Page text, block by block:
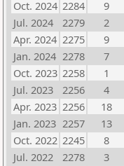
Oct. 2024 2284 9
Jul. 2024
2279 2
Apr. 2024 2275 9
Jan. 2024 2278 7
Oct. 2023 2258 1
Jul. 2023
2256 4
Apr. 2023 2256 18
Jan. 2023 2257 13
Oct. 2022 2245 8
Jul. 2022
2278 3